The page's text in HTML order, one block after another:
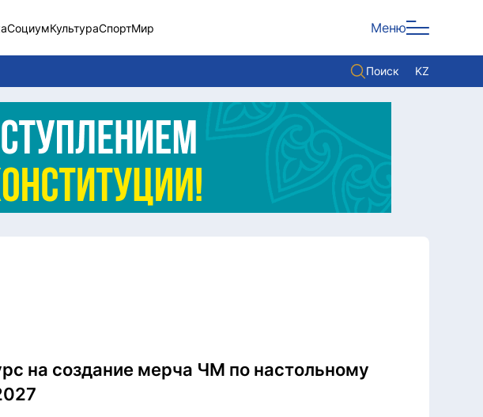
СоциумКультураСпортМир Меню
Поиск KZ
Новости столицы
Политика
Социум
Экономика
Спорт
Культура
на создание мерча ЧМ по настольному